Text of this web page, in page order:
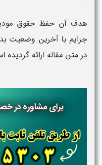
هدف آن حفظ حقوق
جرایم با آخرین وضعیت
در متن مقاله ارائه
برای مشاوره در